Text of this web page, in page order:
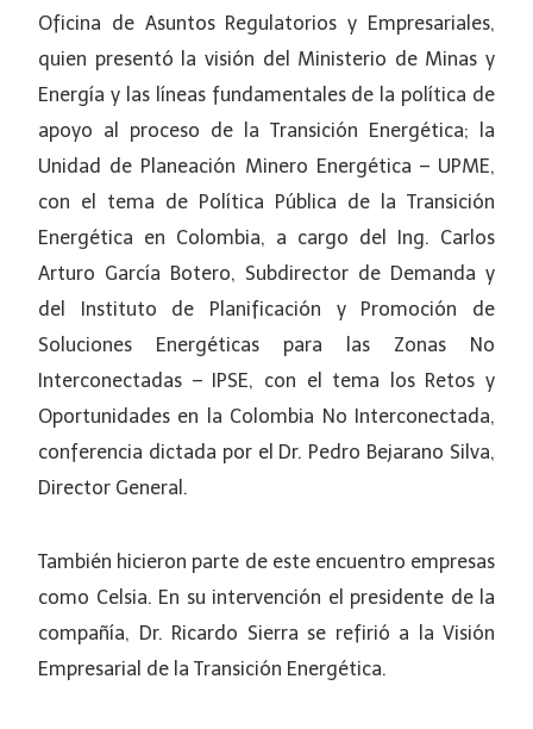
Oficina de Asuntos Regulatorios y Empresariales,
quien presentó la visión del Ministerio de Minas y
Energía y las líneas fundamentales de la política de
apoyo al proceso de la Transición Energética; la
Unidad de Planeación Minero Energética – UPME,
con el tema de Política Pública de la Transición
Energética en Colombia, a cargo del Ing. Carlos
Arturo García Botero, Subdirector de Demanda y
del Instituto de Planificación y Promoción de
Soluciones Energéticas para las Zonas No
Interconectadas – IPSE, con el tema los Retos y
Oportunidades en la Colombia No Interconectada,
conferencia dictada por el Dr. Pedro Bejarano Silva,
Director General.
También hicieron parte de este encuentro empresas
como Celsia. En su intervención el presidente de la
compañía, Dr. Ricardo Sierra se refirió a la Visión
Empresarial de la Transición Energética.